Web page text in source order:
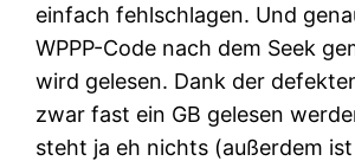
einfach fehlschlagen. Und
WPPP-Code nach dem Seek
wird gelesen. Dank der
zwar fast ein GB gelesen
steht ja eh nichts (außerdem